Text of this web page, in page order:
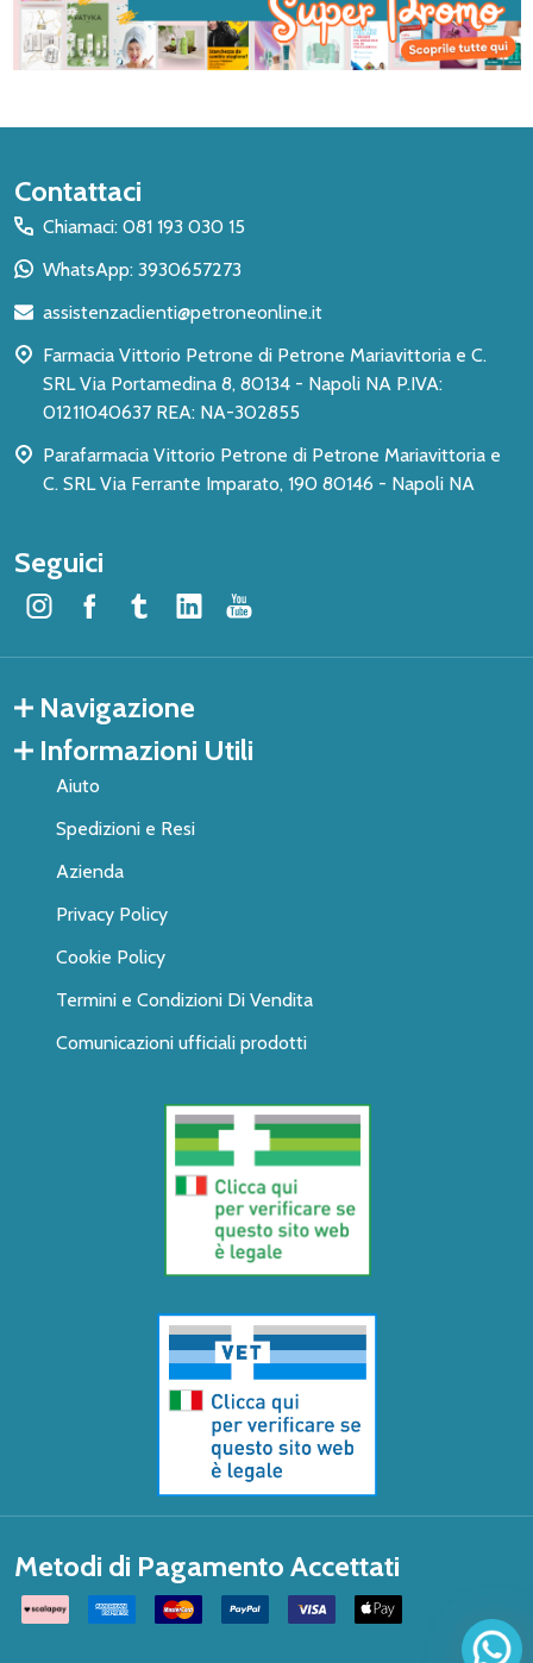
Inizio
del
piè
pagina
Contattaci
Chiamaci: 081 193 030 15
WhatsApp: 3930657273
assistenzaclienti@petroneonline.it
Farmacia Vittorio Petrone di Petrone Mariavittoria e C.
SRL Via Portamedina 8, 80134 - Napoli NA P.IVA:
01211040637 REA: NA-302855
Parafarmacia Vittorio Petrone di Petrone Mariavittoria e
C. SRL Via Ferrante Imparato, 190 80146 - Napoli NA
Seguici
Navigazione
Informazioni Utili
Aiuto
Spedizioni e Resi
Azienda
Privacy Policy
Cookie Policy
Termini e Condizioni Di Vendita
Comunicazioni ufficiali prodotti
Metodi di Pagamento Accettati